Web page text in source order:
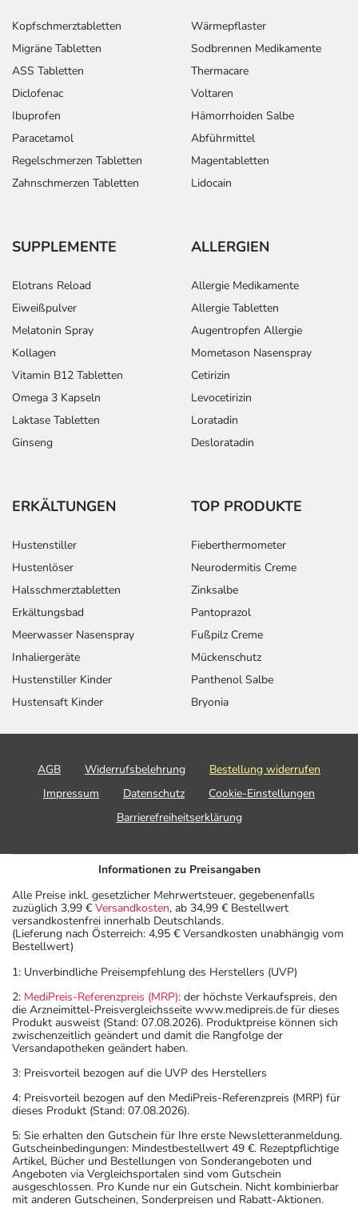
Kopfschmerztabletten
Migräne Tabletten
ASS Tabletten
Diclofenac
Ibuprofen
Paracetamol
Regelschmerzen Tabletten
Zahnschmerzen Tabletten
Wärmepflaster
Sodbrennen Medikamente
Thermacare
Voltaren
Hämorrhoiden Salbe
Abführmittel
Magentabletten
Lidocain
SUPPLEMENTE
Elotrans Reload
Eiweißpulver
Melatonin Spray
Kollagen
Vitamin B12 Tabletten
Omega 3 Kapseln
Laktase Tabletten
Ginseng
ALLERGIEN
Allergie Medikamente
Allergie Tabletten
Augentropfen Allergie
Mometason Nasenspray
Cetirizin
Levocetirizin
Loratadin
Desloratadin
ERKÄLTUNGEN
Hustenstiller
Hustenlöser
Halsschmerztabletten
Erkältungsbad
Meerwasser Nasenspray
Inhaliergeräte
Hustenstiller Kinder
Hustensaft Kinder
TOP PRODUKTE
Fieberthermometer
Neurodermitis Creme
Zinksalbe
Pantoprazol
Fußpilz Creme
Mückenschutz
Panthenol Salbe
Bryonia
AGB Widerrufsbelehrung
Bestellung widerrufen
Impressum
Datenschutz
Cookie-Einstellungen
Barrierefreiheitserklärung
Informationen zu Preisangaben
Alle Preise inkl. gesetzlicher Mehrwertsteuer, gegebenenfalls
zuzüglich 3,99 € Versandkosten, ab 34,99 € Bestellwert
versandkostenfrei innerhalb Deutschlands.
(Lieferung nach Österreich: 4,95 € Versandkosten unabhängig vom
Bestellwert)
1: Unverbindliche Preisempfehlung des Herstellers (UVP)
2: MediPreis-Referenzpreis (MRP): der höchste Verkaufspreis, den
die Arzneimittel-Preisvergleichsseite www.medipreis.de für dieses
Produkt ausweist (Stand: 07.08.2026). Produktpreise können sich
zwischenzeitlich geändert und damit die Rangfolge der
Versandapotheken geändert haben.
3: Preisvorteil bezogen auf die UVP des Herstellers
4: Preisvorteil bezogen auf den MediPreis-Referenzpreis (MRP) für
dieses Produkt (Stand: 07.08.2026).
5: Sie erhalten den Gutschein für Ihre erste Newsletteranmeldung.
Gutscheinbedingungen: Mindestbestellwert 49 €. Rezeptpflichtige
Artikel, Bücher und Bestellungen von Sonderangeboten und
Angeboten via Vergleichsportalen sind vom Gutschein
ausgeschlossen. Pro Kunde nur ein Gutschein. Nicht kombinierbar
mit anderen Gutscheinen, Sonderpreisen und Rabatt-Aktionen.